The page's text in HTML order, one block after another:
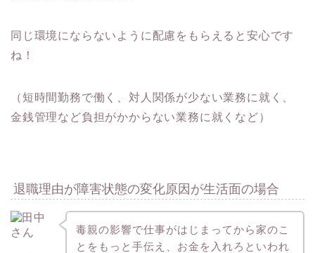
同じ環境にならないように配慮をもらえると安心です
ね！
（短時間勤務で働く、対人関係が少ない業務に就く、
金銭管理など負担がかからない業務に就くなど）
退職理由が障害状態の変化原因が生活面の場合
毒親の影響で仕事がはじまってから家のこ
とをもっと手伝え、お金を入れろといわれ